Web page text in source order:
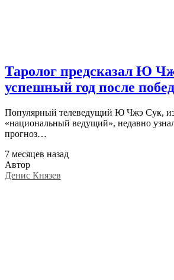
Таролог предсказал Ю
успешный год после
Популярный телеведущий Ю Чжэ Сук,
«национальный ведущий», недавно
прогноз…
7 месяцев назад
Автор
Денис Князев